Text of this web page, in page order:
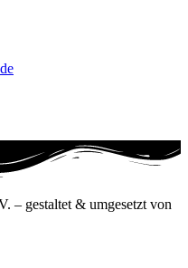
– gestaltet & umgesetzt von